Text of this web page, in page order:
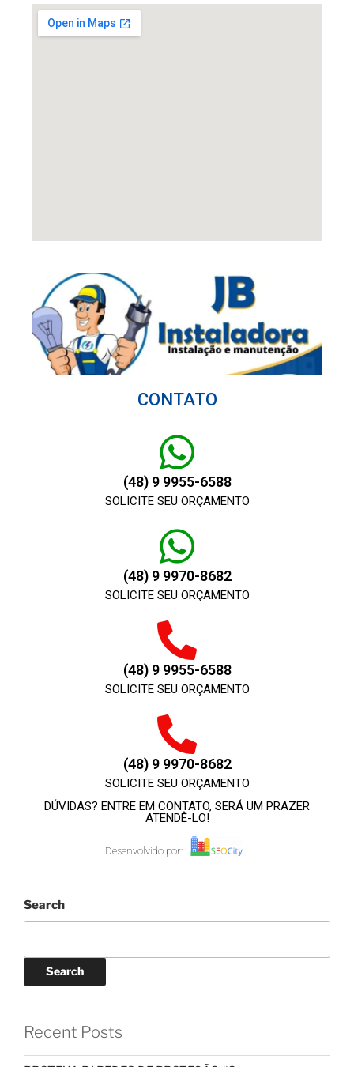
CONTATO
(48) 9 9955-6588
SOLICITE SEU ORÇAMENTO
(48) 9 9970-8682
SOLICITE SEU ORÇAMENTO
(48) 9 9955-6588
SOLICITE SEU ORÇAMENTO
(48) 9 9970-8682
SOLICITE SEU ORÇAMENTO
DÚVIDAS? ENTRE EM CONTATO, SERÁ UM PRAZER
ATENDÊ-LO!
Desenvolvido por:
Search
Search
Recent Posts